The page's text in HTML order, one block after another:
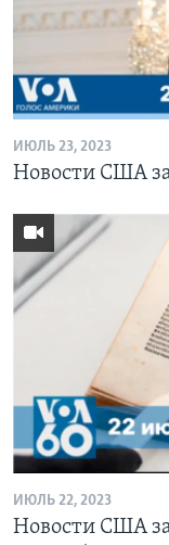
ИЮЛЬ 23, 2023
Новости США
ИЮЛЬ 22, 2023
Новости США